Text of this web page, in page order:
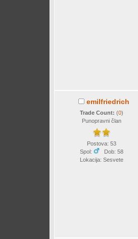
emilfriedrich
Trade Count: (0)
Punopravni član
Postova: 53
Spol:
Dob: 58
Lokacija: Sesvete